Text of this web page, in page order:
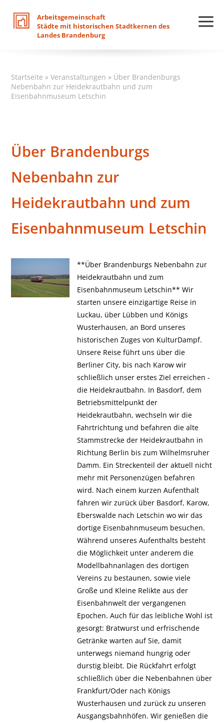
Arbeitsgemeinschaft
Städte mit historischen Stadtkernen des
Landes Brandenburg
Startseite »Veranstaltungen » Über Brandenburgs
Nebenbahn zur Heidekrautbahn und zum
Eisenbahnmuseum Letschin
Über Brandenburgs
Nebenbahn zur
Heidekrautbahn und zum
Eisenbahnmuseum Letschin
**Über Brandenburgs Nebenbahn zur
Heidekrautbahn und zum
Eisenbahnmuseum Letschin** Wir
starten unsere einzigartige Reise in
Luckau, über Lübben und Königs
Wusterhausen, an Bord unseres
historischen Zuges von KulturDampf.
Unsere Reise führt uns über die
Berliner City, bis nach Karow wir
schließlich unser erstes Ziel erreichen -
die Heidekrautbahn. In Basdorf, dem
Betriebsmittelpunkt der
Heidekrautbahn, wechseln wir die
Fahrtrichtung und befahren die alte
Stammstrecke der Heidekrautbahn in
Richtung Berlin bis zum Wilhelmsruher
Damm. Ein Streckenteil der aktuell nicht
mehr mit Personenzügen befahren
wird. Nach einem kurzen Aufenthalt
fahren wir zurück über Basdorf, Karow,
Eberswalde nach Letschin wo wir das
dortige Eisenbahnmuseum besuchen.
Während unseres Aufenthalts besteht
die Möglichkeit unter anderem die
Modellbahnanlagen des dortigen
Vereins zu bestaunen, sowie viele
Große und Kleine Relikte aus der
Eisenbahnwelt der vergangenen
Epochen. Auch für das leibliche Wohl ist
gesorgt: Bratwurst und erfrischende
Getränke warten auf Sie, damit
unterwegs niemand hungrig oder
durstig bleibt. Die Rückfahrt erfolgt
schließlich über die Nebenbahnen über
Frankfurt/Oder nach Königs
Wusterhausen und zurück zu unseren
Ausgangsbahnhöfen. Wir genießen die